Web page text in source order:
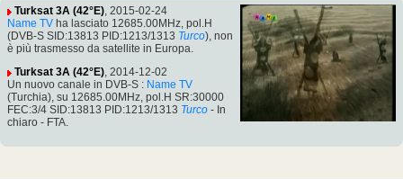
Turksat 3A (42°E), 2015-02-24
Name TV ha lasciato 12685.00MHz, pol.H
(DVB-S SID:13813 PID:1213/1313 Turco), non
è più trasmesso da satellite in Europa.
Turksat 3A (42°E), 2014-12-02
Un nuovo canale in DVB-S : Name TV
(Turchia), su 12685.00MHz, pol.H SR:30000
FEC:3/4 SID:13813 PID:1213/1313 Turco - In
chiaro - FTA.